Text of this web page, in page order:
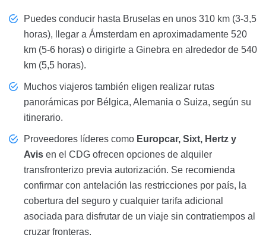
Puedes conducir hasta Bruselas en unos 310 km (3-3,5
horas), llegar a Ámsterdam en aproximadamente 520
km (5-6 horas) o dirigirte a Ginebra en alrededor de 540
km (5,5 horas).
Muchos viajeros también eligen realizar rutas
panorámicas por Bélgica, Alemania o Suiza, según su
itinerario.
Proveedores líderes como Europcar, Sixt, Hertz y
Avis en el CDG ofrecen opciones de alquiler
transfronterizo previa autorización. Se recomienda
confirmar con antelación las restricciones por país, la
cobertura del seguro y cualquier tarifa adicional
asociada para disfrutar de un viaje sin contratiempos al
cruzar fronteras.